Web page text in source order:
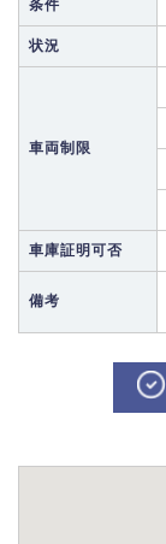
条件
状況
車両制限
車庫証明可否
備考